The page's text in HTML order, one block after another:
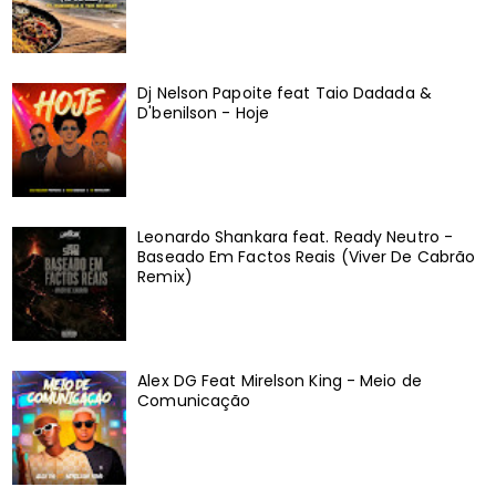
Dj Nelson Papoite feat Taio Dadada &
D'benilson - Hoje
Leonardo Shankara feat. Ready Neutro -
Baseado Em Factos Reais (Viver De Cabrão
Remix)
Alex DG Feat Mirelson King - Meio de
Comunicação